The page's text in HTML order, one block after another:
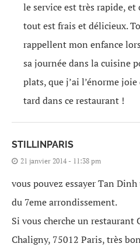
le service est très rapide, et
tout est frais et délicieux.
rappellent mon enfance
sa journée dans la cuisine
plats, que j’ai l’énorme
tard dans ce restaurant !
STILLINPARIS
21 janvier 2014 - 11:38 pm
vous pouvez essayer Tan
du 7eme arrondissement.
Si vous cherche un restaurant
Chaligny, 75012 Paris, très